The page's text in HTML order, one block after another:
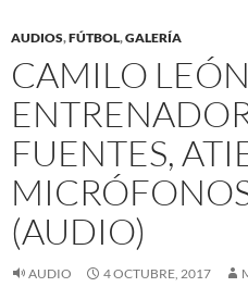
AUDIOS,FÚTBOL,GALERÍA
CAMILO
FUENTES,
(AUDIO)
AUDIO 4 OCTUBRE, 2017